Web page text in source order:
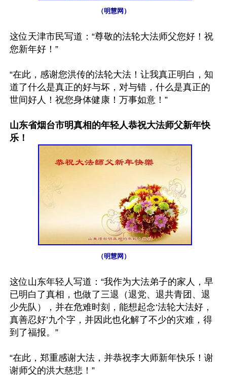
（明慧网）
这位天津市民写道：“尊敬的法轮大法师父您好！祝
您新年好！”
“在此，感谢您洪传的法轮大法！让我真正明白，知
道了什么是真正的好与坏，对与错，什么是真正的
世间好人！祝您身体健康！万事如意！”
山东省烟台市明真相的年轻人恭祝大法师父新年快
乐！
（明慧网）
这位山东年轻人写道：“我作为大法弟子的家人，早
已明白了真相，也做了三退（退党、退共青团、退
少先队），并在危难时刻，能想起念‘法轮大法好，
真善忍好’九个字，并因此也化解了不少的灾难，得
到了福报。”
“在此，郑重感谢大法，并恭祝李大师新年快乐！谢
谢师父的洪大慈悲！”